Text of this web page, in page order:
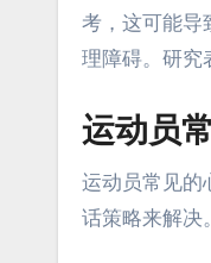
考，这可能导
理障碍。研究
运动员
运动员常见的
话策略来解决。